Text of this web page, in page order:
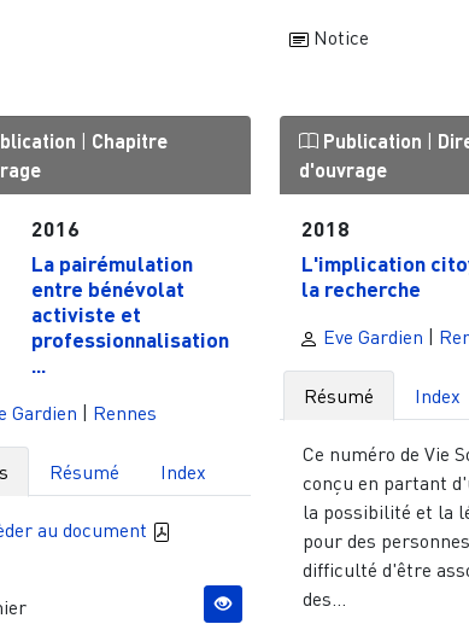
Notice
| Chapitre
2016
La pairémulation
entre bénévolat
activiste et
professionnalisation
...
Gardien Rennes
Résumé Index
au document
Publication |
d'ouvrage
2018
L'implication
la recherche
Eve Gardien
Résumé Index
Ce numéro de Vie
conçu en partant
la possibilité et la
pour des
difficulté d'être
des...